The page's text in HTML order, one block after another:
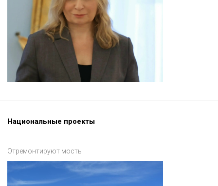
Национальные проекты
Отремонтируют мосты